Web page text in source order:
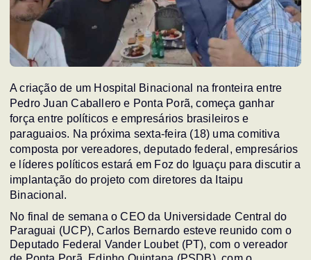
A criação de um Hospital Binacional na fronteira entre
Pedro Juan Caballero e Ponta Porã, começa ganhar
força entre políticos e empresários brasileiros e
paraguaios. Na próxima sexta-feira (18) uma comitiva
composta por vereadores, deputado federal, empresários
e líderes políticos estará em Foz do Iguaçu para discutir a
implantação do projeto com diretores da Itaipu
Binacional.
No final de semana o CEO da Universidade Central do
Paraguai (UCP), Carlos Bernardo esteve reunido com o
Deputado Federal Vander Loubet (PT), com o vereador